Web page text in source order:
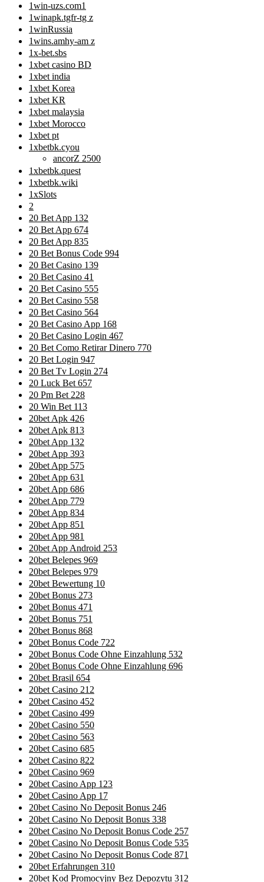
1win-uzs.com1
1winapk.tgfr-tg z
1winRussia
1wins.amhy-am z
1x-bet.sbs
1xbet casino BD
1xbet india
1xbet Korea
1xbet KR
1xbet malaysia
1xbet Morocco
1xbet pt
1xbetbk.cyou
ancorZ 2500
1xbetbk.quest
1xbetbk.wiki
1xSlots
2
20 Bet App 132
20 Bet App 674
20 Bet App 835
20 Bet Bonus Code 994
20 Bet Casino 139
20 Bet Casino 41
20 Bet Casino 555
20 Bet Casino 558
20 Bet Casino 564
20 Bet Casino App 168
20 Bet Casino Login 467
20 Bet Como Retirar Dinero 770
20 Bet Login 947
20 Bet Tv Login 274
20 Luck Bet 657
20 Pm Bet 228
20 Win Bet 113
20bet Apk 426
20bet Apk 813
20bet App 132
20bet App 393
20bet App 575
20bet App 631
20bet App 686
20bet App 779
20bet App 834
20bet App 851
20bet App 981
20bet App Android 253
20bet Belepes 969
20bet Belepes 979
20bet Bewertung 10
20bet Bonus 273
20bet Bonus 471
20bet Bonus 751
20bet Bonus 868
20bet Bonus Code 722
20bet Bonus Code Ohne Einzahlung 532
20bet Bonus Code Ohne Einzahlung 696
20bet Brasil 654
20bet Casino 212
20bet Casino 452
20bet Casino 499
20bet Casino 550
20bet Casino 563
20bet Casino 685
20bet Casino 822
20bet Casino 969
20bet Casino App 123
20bet Casino App 17
20bet Casino No Deposit Bonus 246
20bet Casino No Deposit Bonus 338
20bet Casino No Deposit Bonus Code 257
20bet Casino No Deposit Bonus Code 535
20bet Casino No Deposit Bonus Code 871
20bet Erfahrungen 310
20bet Kod Promocyjny Bez Depozytu 312